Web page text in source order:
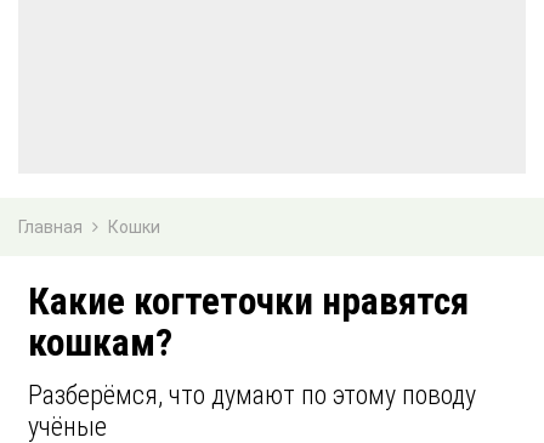
Главная Кошки
Какие когтеточки нравятся
кошкам?
Разберёмся, что думают по этому поводу
учёные